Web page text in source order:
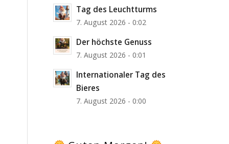
Tag des Leuchtturms
7. August 2026 - 0:02
Der höchste Genuss
7. August 2026 - 0:01
Internationaler Tag des
Bieres
7. August 2026 - 0:00